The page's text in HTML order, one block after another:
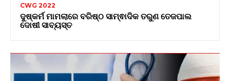
CWG 2022
ଦୁଷ୍କର୍ମ ମାମଲାରେ ବରିଷ୍ଠ ସାମ୍ଵାଦିକ ତରୁଣ ତେଜପାଲ
ଦୋଷୀ ସାବ୍ୟସ୍ତ